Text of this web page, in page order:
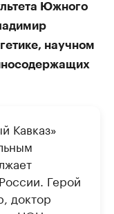
Южного
научном
Кавказ»
Герой
доктор